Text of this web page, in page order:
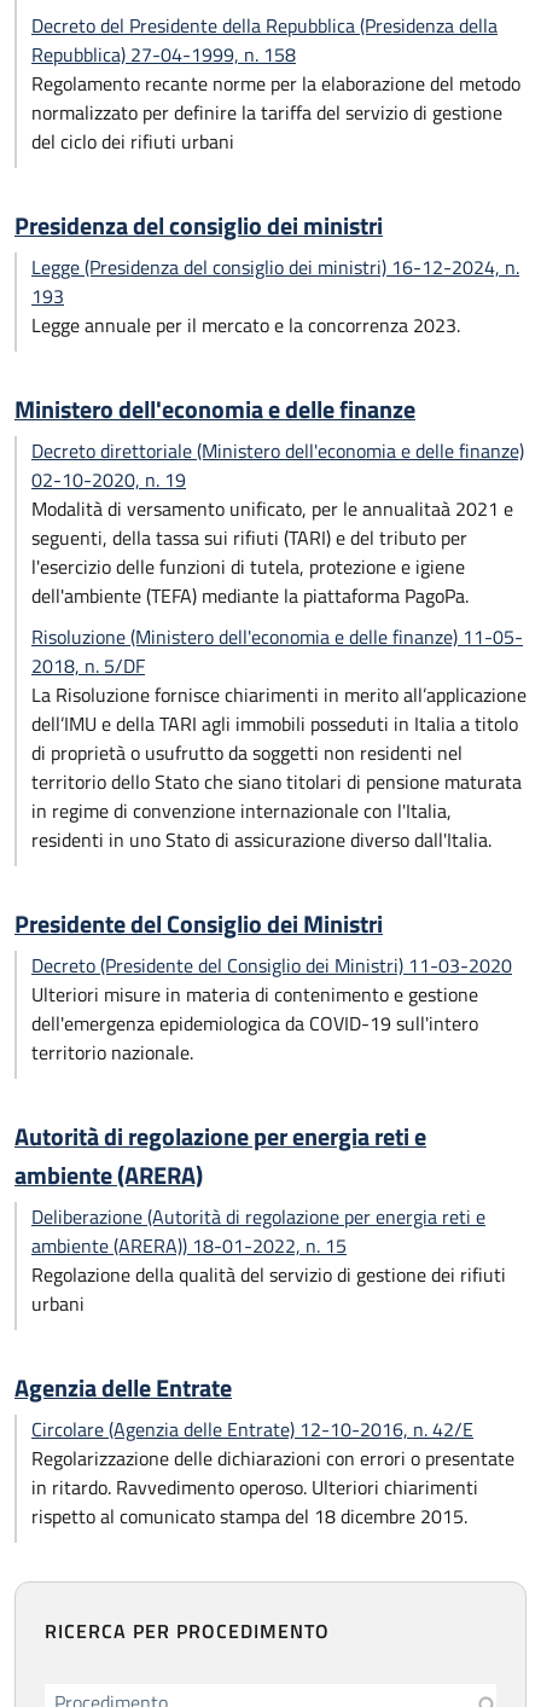
Decreto del Presidente della Repubblica (Presidenza della
Repubblica) 27-04-1999, n. 158
Regolamento recante norme per la elaborazione del metodo
normalizzato per definire la tariffa del servizio di gestione
del ciclo dei rifiuti urbani
Presidenza del consiglio dei ministri
Legge (Presidenza del consiglio dei ministri) 16-12-2024, n.
193
Legge annuale per il mercato e la concorrenza 2023.
Ministero dell'economia e delle finanze
Decreto direttoriale (Ministero dell'economia e delle finanze)
02-10-2020, n. 19
Modalità di versamento unificato, per le annualitaà 2021 e
seguenti, della tassa sui rifiuti (TARI) e del tributo per
l'esercizio delle funzioni di tutela, protezione e igiene
dell'ambiente (TEFA) mediante la piattaforma PagoPa.
Risoluzione (Ministero dell'economia e delle finanze) 11-05-
2018, n. 5/DF
La Risoluzione fornisce chiarimenti in merito all’applicazione
dell’IMU e della TARI agli immobili posseduti in Italia a titolo
di proprietà o usufrutto da soggetti non residenti nel
territorio dello Stato che siano titolari di pensione maturata
in regime di convenzione internazionale con l'Italia,
residenti in uno Stato di assicurazione diverso dall'Italia.
Presidente del Consiglio dei Ministri
Decreto (Presidente del Consiglio dei Ministri) 11-03-2020
Ulteriori misure in materia di contenimento e gestione
dell'emergenza epidemiologica da COVID-19 sull'intero
territorio nazionale.
Autorità di regolazione per energia reti e
ambiente (ARERA)
Deliberazione (Autorità di regolazione per energia reti e
ambiente (ARERA)) 18-01-2022, n. 15
Regolazione della qualità del servizio di gestione dei rifiuti
urbani
Agenzia delle Entrate
Circolare (Agenzia delle Entrate) 12-10-2016, n. 42/E
Regolarizzazione delle dichiarazioni con errori o presentate
in ritardo. Ravvedimento operoso. Ulteriori chiarimenti
rispetto al comunicato stampa del 18 dicembre 2015.
RICERCA PER PROCEDIMENTO